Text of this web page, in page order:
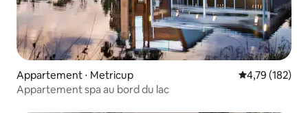
Appartement ⋅ Metricup Évaluation
4,79 (182)
Appartement spa au bord du lac